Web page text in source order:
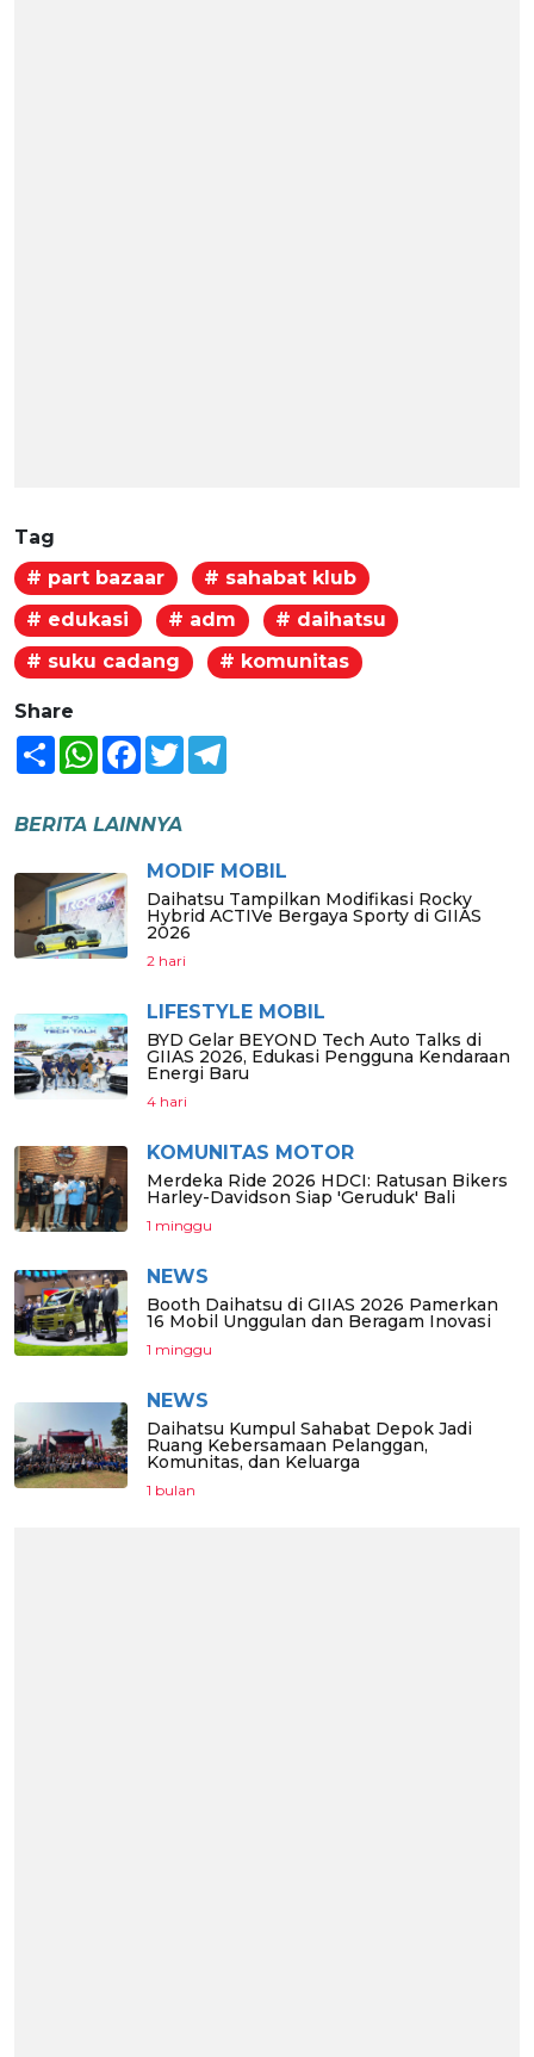
Tag
# part bazaar
# sahabat klub
# edukasi
# adm
# daihatsu
# suku cadang
# komunitas
Share
Share WhatsAppFacebook
Twitter
BERITA LAINNYA
MODIF MOBIL
Daihatsu Tampilkan Modifikasi Rocky
Hybrid ACTIVe Bergaya Sporty di GIIAS
2026
2 hari
LIFESTYLE MOBIL
BYD Gelar BEYOND Tech Auto Talks di
GIIAS 2026, Edukasi Pengguna Kendaraan
Energi Baru
4 hari
KOMUNITAS MOTOR
Merdeka Ride 2026 HDCI: Ratusan Bikers
Harley-Davidson Siap 'Geruduk' Bali
1 minggu
NEWS
Booth Daihatsu di GIIAS 2026 Pamerkan
16 Mobil Unggulan dan Beragam Inovasi
1 minggu
NEWS
Daihatsu Kumpul Sahabat Depok Jadi
Ruang Kebersamaan Pelanggan,
Komunitas, dan Keluarga
1 bulan